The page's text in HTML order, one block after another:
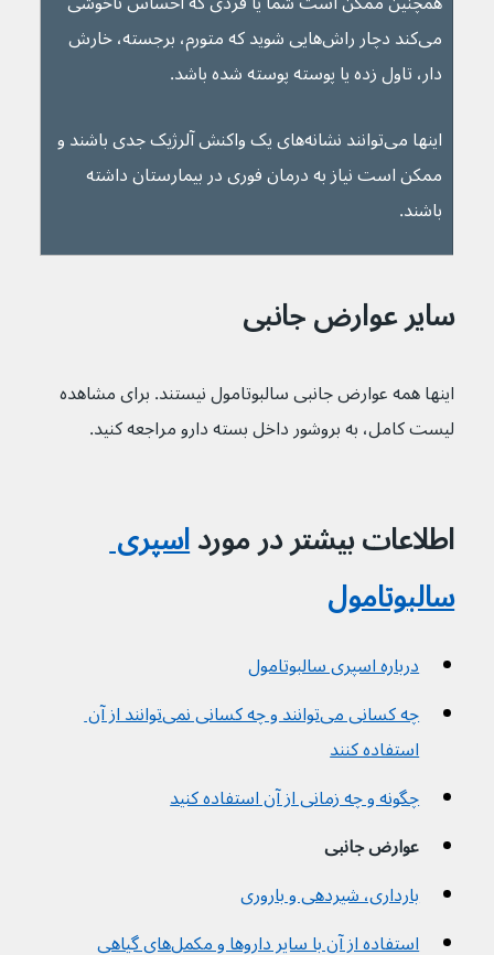
می‌کند دچار راش‌هایی شوید که متورم، برجسته، خارش
دار، تاول زده یا پوسته پوسته شده باشد.
اینها می‌توانند نشانه‌های یک واکنش آلرژیک جدی باشند و
ممکن است نیاز به درمان فوری در بیمارستان داشته
باشند.
سایر عوارض جانبی
اینها همه عوارض جانبی سالبوتامول نیستند. برای مشاهده
لیست کامل، به بروشور داخل بسته دارو مراجعه کنید.
اطلاعات بیشتر در مورد اسپری
سالبوتامول
درباره اسپری سالبوتامول
چه کسانی می‌توانند و چه کسانی نمی‌توانند از آن
استفاده کنند
چگونه و چه زمانی از آن استفاده کنید
عوارض جانبی
بارداری، شیردهی و باروری
استفاده از آن با سایر داروها و مکمل‌های گیاهی